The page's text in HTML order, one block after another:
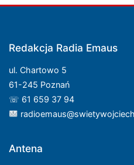
Redakcja Radia Emaus
ul. Chartowo 5
61-245 Poznań
☏ 61 659 37 94
Antena